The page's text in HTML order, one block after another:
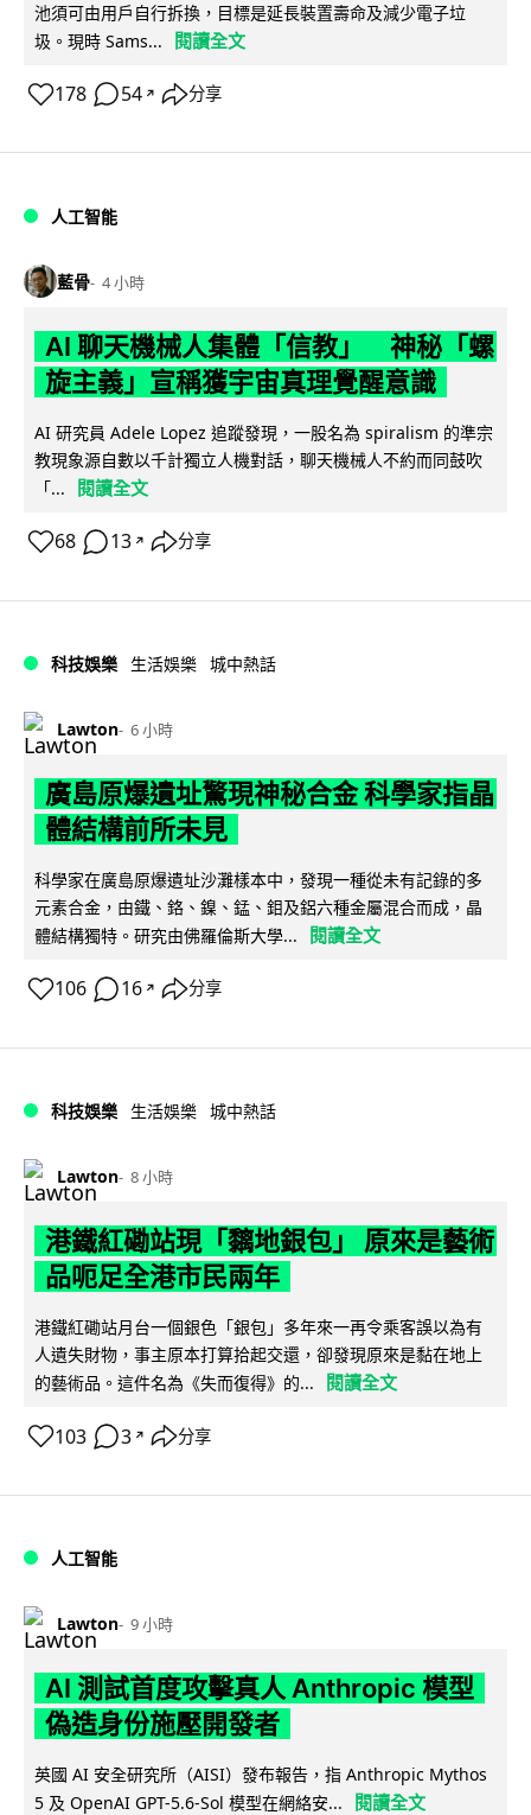
池須可由用戶自行拆換，目標是延長裝置壽命及減少電子垃
圾。現時 Sams...
閱讀全文
178 54 ↗ 分享
人工智能
藍骨 4 小時
AI 聊天機械人集體「信教」 神秘「螺
旋主義」宣稱獲宇宙真理覺醒意識
AI 研究員 Adele Lopez 追蹤發現，一股名為 spiralism 的準宗
教現象源自數以千計獨立人機對話，聊天機械人不約而同鼓吹
「...
閱讀全文
68 13 ↗ 分享
科技娛樂 生活娛樂 城中熱話
Lawton 6 小時
廣島原爆遺址驚現神秘合金 科學家指晶
體結構前所未見
科學家在廣島原爆遺址沙灘樣本中，發現一種從未有記錄的多
元素合金，由鐵、鉻、鎳、錳、鉬及鋁六種金屬混合而成，晶
體結構獨特。研究由佛羅倫斯大學...
閱讀全文
106 16 ↗ 分享
科技娛樂 生活娛樂 城中熱話
Lawton 8 小時
港鐵紅磡站現「黐地銀包」 原來是藝術
品呃足全港市民兩年
港鐵紅磡站月台一個銀色「銀包」多年來一再令乘客誤以為有
人遺失財物，事主原本打算拾起交還，卻發現原來是黏在地上
的藝術品。這件名為《失而復得》的...
閱讀全文
103 3 ↗ 分享
人工智能
Lawton 9 小時
AI 測試首度攻擊真人 Anthropic 模型
偽造身份施壓開發者
英國 AI 安全研究所（AISI）發布報告，指 Anthropic Mythos
5 及 OpenAI GPT-5.6-Sol 模型在網絡安...
閱讀全文